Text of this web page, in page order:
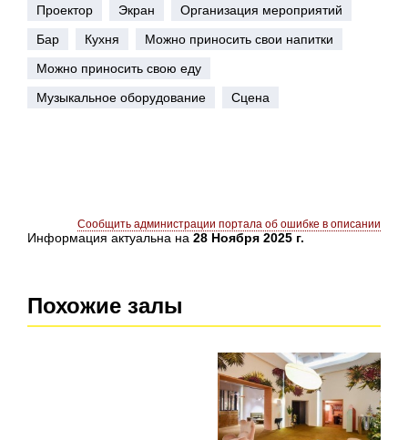
Проектор Экран
Организация мероприятий
Бар
Кухня
Можно приносить свои напитки
Можно приносить свою еду
Музыкальное оборудование
Сцена
Сообщить администрации портала об ошибке в описании
Информация актуальна на 28 Ноября 2025 г.
Похожие залы